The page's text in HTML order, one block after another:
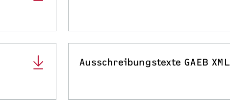
Ausschreibungstexte GAEB XML